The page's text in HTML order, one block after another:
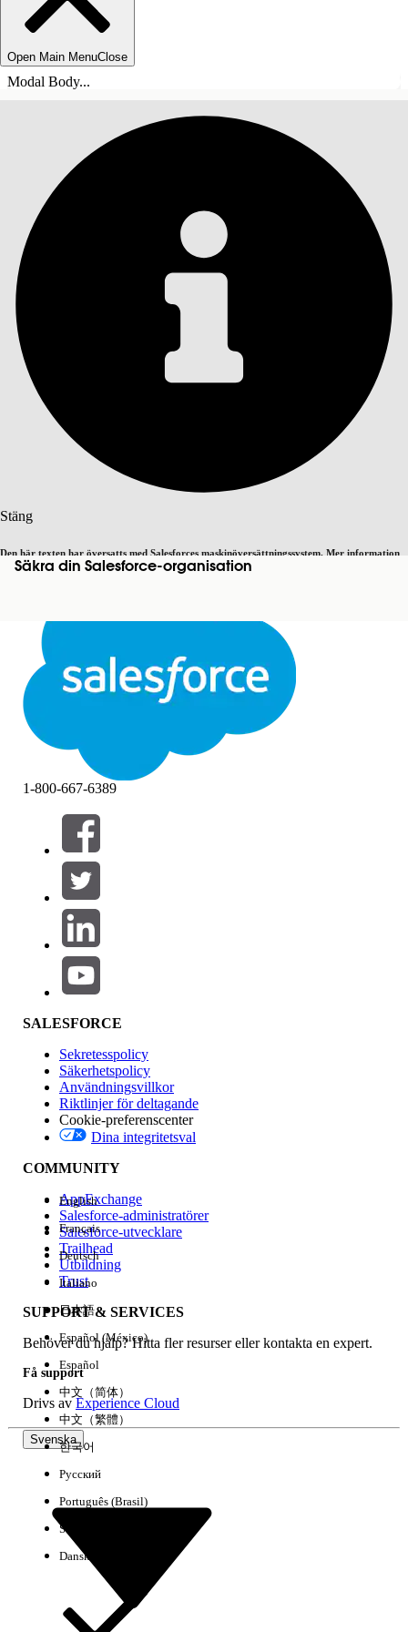
Open Main MenuClose
Modal Body...
Stäng
Den här texten har översatts med Salesforces maskinöversättningssystem. Mer information
. Byt till engelska Inte nu
StängStäng
Säkra din Salesforce-organisation
Innehållsförteckningar
INNEHÅLLSFÖRTECKNINGAR
Filter (0)
VÄLJ FILTER
Produktområde
Funktionspåverkan
Version
Händelse
Rensa alla Klart
1-800-667-6389
SALESFORCE
Sekretesspolicy
Säkerhetspolicy
Användningsvillkor
Riktlinjer för deltagande
Cookie-preferenscenter
Dina integritetsval
COMMUNITY
AppExchange
Salesforce-administratörer
Salesforce-utvecklare
Trailhead
Utbildning
Trust
SUPPORT & SERVICES
Behöver du hjälp? Hitta fler resurser eller kontakta en expert.
Få support
Drivs avExperience Cloud
Svenska
English
Français
Deutsch
Italiano
日本語
Español (México)
Español
中文（简体）
中文（繁體）
한국어
Русский
Português (Brasil)
Suomi
Dansk